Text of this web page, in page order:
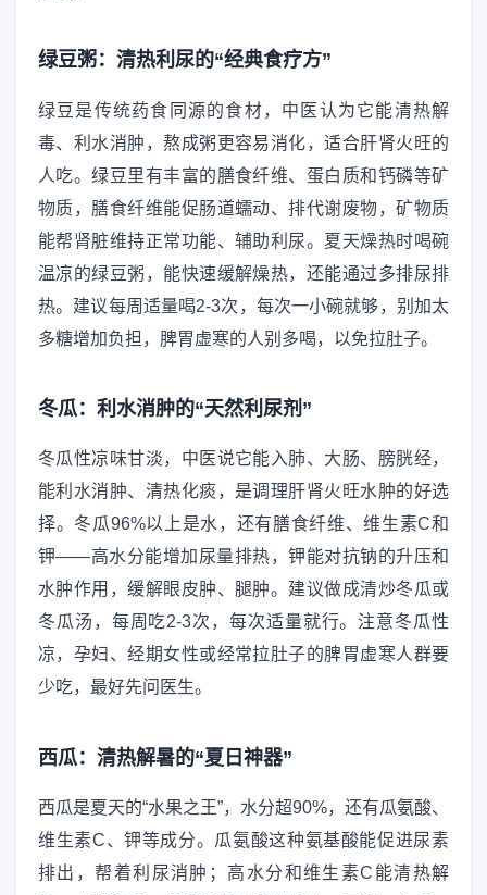
绿豆粥：清热利尿的“经典食疗方”
绿豆是传统药食同源的食材，中医认为它能清热解
毒、利水消肿，熬成粥更容易消化，适合肝肾火旺的
人吃。绿豆里有丰富的膳食纤维、蛋白质和钙磷等矿
物质，膳食纤维能促肠道蠕动、排代谢废物，矿物质
能帮肾脏维持正常功能、辅助利尿。夏天燥热时喝碗
温凉的绿豆粥，能快速缓解燥热，还能通过多排尿排
热。建议每周适量喝2-3次，每次一小碗就够，别加太
多糖增加负担，脾胃虚寒的人别多喝，以免拉肚子。
冬瓜：利水消肿的“天然利尿剂”
冬瓜性凉味甘淡，中医说它能入肺、大肠、膀胱经，
能利水消肿、清热化痰，是调理肝肾火旺水肿的好选
择。冬瓜96%以上是水，还有膳食纤维、维生素C和
钾——高水分能增加尿量排热，钾能对抗钠的升压和
水肿作用，缓解眼皮肿、腿肿。建议做成清炒冬瓜或
冬瓜汤，每周吃2-3次，每次适量就行。注意冬瓜性
凉，孕妇、经期女性或经常拉肚子的脾胃虚寒人群要
少吃，最好先问医生。
西瓜：清热解暑的“夏日神器”
西瓜是夏天的“水果之王”，水分超90%，还有瓜氨酸、
维生素C、钾等成分。瓜氨酸这种氨基酸能促进尿素
排出，帮着利尿消肿；高水分和维生素C能清热解